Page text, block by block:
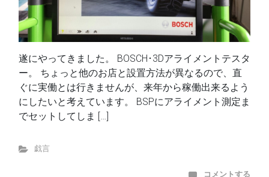
遂にやってきました。 BOSCH･3Dアライメントテスタ
ー。 ちょっと他のお店と設置方法が異なるので、直
ぐに実働とは行きませんが、来年から稼働出来るよう
にしたいと考えています。 BSPにアライメント測定ま
でセットしてしま […]
戯言
コメントする